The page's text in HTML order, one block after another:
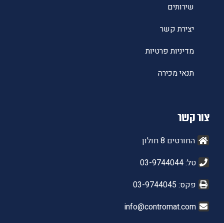
שירותים
יצירת קשר
מדיניות פרטיות
תנאי מכירה
צור קשר
החורטים 8 חולון
טל: 03-9744044
פקס: 03-9744045
info@contromat.com